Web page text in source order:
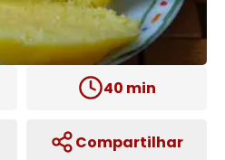
40 min
Compartilhar